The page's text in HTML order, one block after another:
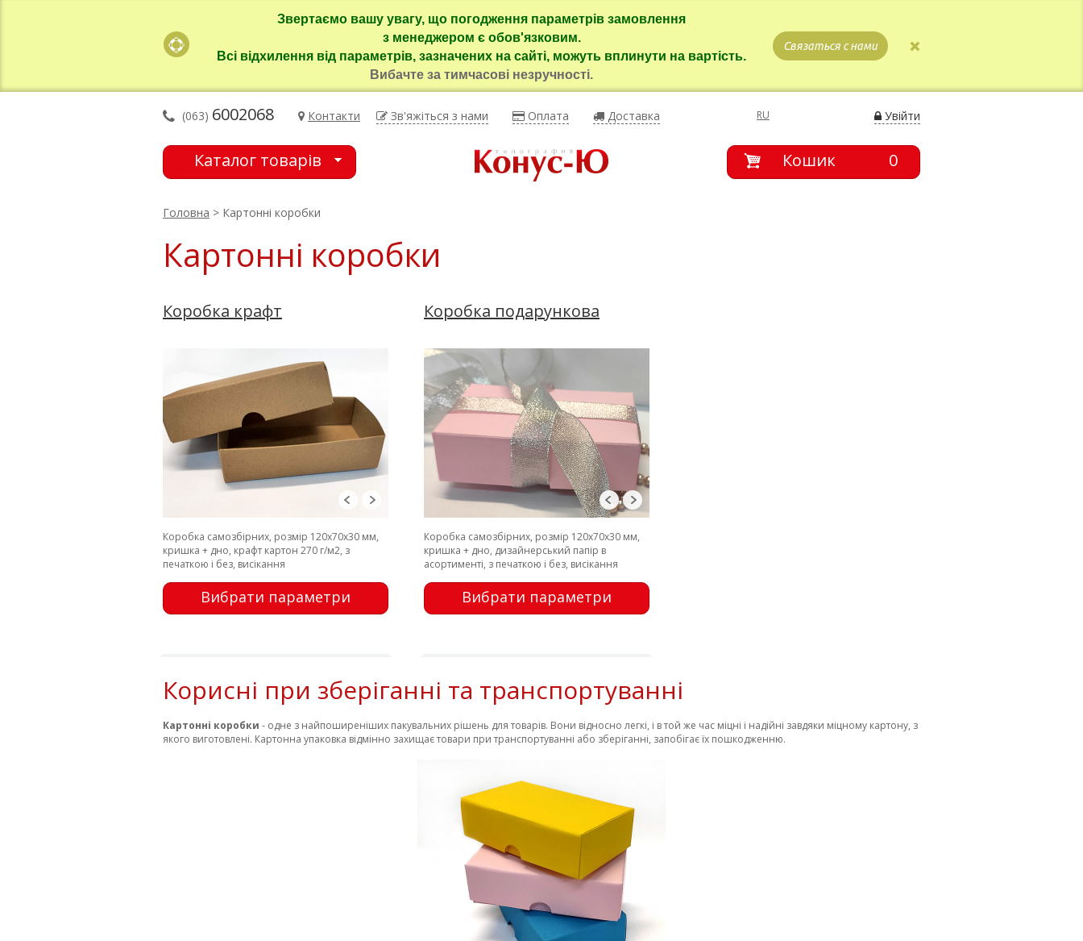
Звертаємо вашу увагу, що погодження параметрів замовлення
з менеджером є обов'язковим.
Всі відхилення від параметрів, зазначених на сайті, можуть вплинути на вартість.
Вибачте за тимчасові незручності.
Связаться с нами
(063) 6002068 Контакти Зв'яжіться з нами Оплата Доставка RU Увійти
Каталог товарів Кошик 0
Головна > Картонні коробки
Картонні коробки
Коробка крафт
Коробка самозбірних, розмір 120х70х30 мм,
кришка + дно, крафт картон 270 г/м2, з
печаткою і без, висікання
Вибрати параметри
Коробка подарункова
Коробка самозбірних, розмір 120х70х30 мм,
кришка + дно, дизайнерський папір в
асортименті, з печаткою і без, висікання
Вибрати параметри
Корисні при зберіганні та транспортуванні
Картонні коробки - одне з найпоширеніших пакувальних рішень для товарів. Вони відносно легкі, і в той же час міцні і надійні завдяки міцному картону, з
якого виготовлені. Картонна упаковка відмінно захищає товари при транспортуванні або зберіганні, запобігає їх пошкодженню.